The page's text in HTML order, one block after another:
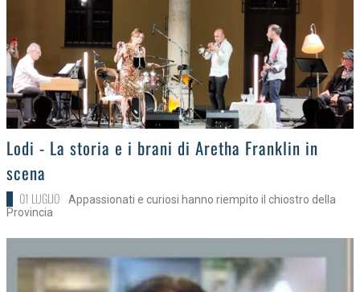
>Lodi - La storia e i brani di Aretha Franklin in
scena
01 LUGLIO
Appassionati e curiosi hanno riempito il chiostro della
Provincia